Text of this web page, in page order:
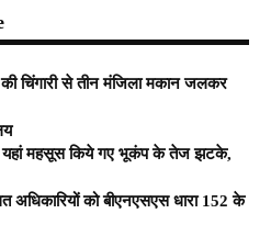
चिंगारी से तीन मंजिला मकान जलकर
यहां महसूस किये गए भूकंप के तेज झटके,
अधिकारियों को बीएनएसएस धारा 152 के